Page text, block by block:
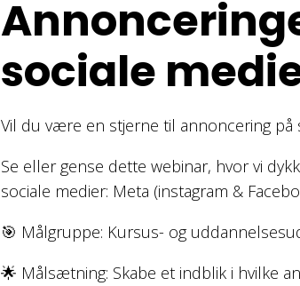
sociale
Vil du være en stjerne til annoncering på
Se eller gense dette webinar, hvor vi
sociale medier: Meta (instagram &
🎯 Målgruppe: Kursus- og
🌟 Målsætning: Skabe et indblik i hvilke